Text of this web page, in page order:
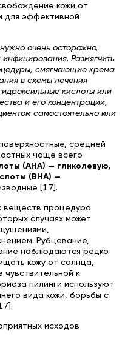
кожи от
для эффективной
очень осторожно,
Размягчить
смягчающие крема
в схемы лечения
кислоты или
и его концентрации,
самостоятельно или
средней
чаще всего
(AHA) — гликолевую,
(BHA) —
[17].
веществ процедура
случаях может
Рубцевание,
наблюдаются редко.
кожу от солнца,
чувствительной к
пилинги используют
вида кожи, борьбы с
исходов